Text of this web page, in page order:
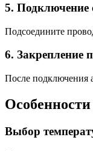
5. Подключение
Подсоедините
6. Закрепление
После подключения
Выбор